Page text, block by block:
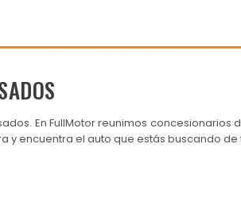
En FullMotor reunimos
y encuentra el auto que estás buscando